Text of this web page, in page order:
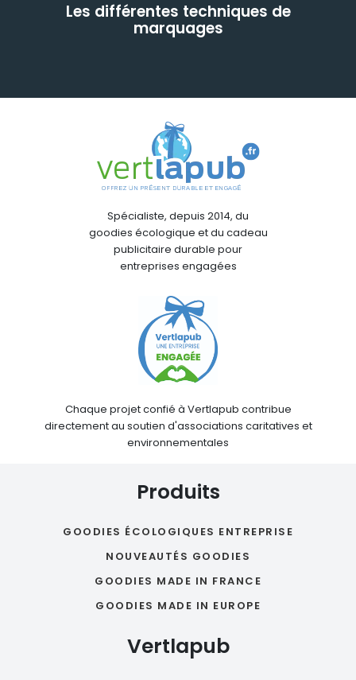
Les différentes techniques de
marquages
Spécialiste, depuis 2014, du
goodies écologique et du cadeau
publicitaire durable pour
entreprises engagées
Chaque projet confié à Vertlapub contribue
directement au soutien d'associations caritatives et
environnementales
Produits
GOODIES ÉCOLOGIQUES ENTREPRISE
NOUVEAUTÉS GOODIES
GOODIES MADE IN FRANCE
GOODIES MADE IN EUROPE
Vertlapub